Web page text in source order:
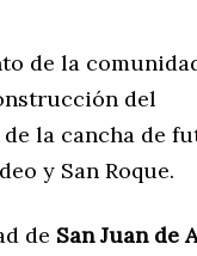
de la
del
la cancha de
y San Roque.
de San Juan de